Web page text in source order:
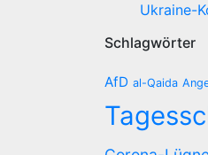
Ukraine-
Schlagwörter
AfD al-Qaida